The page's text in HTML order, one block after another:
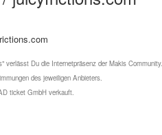
verlässt Du die Internetpräsenz der Makis Community.
des jeweiligen Anbieters.
ticket GmbH verkauft.